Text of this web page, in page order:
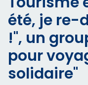
été, je re-
!", un
pour
solidaire"